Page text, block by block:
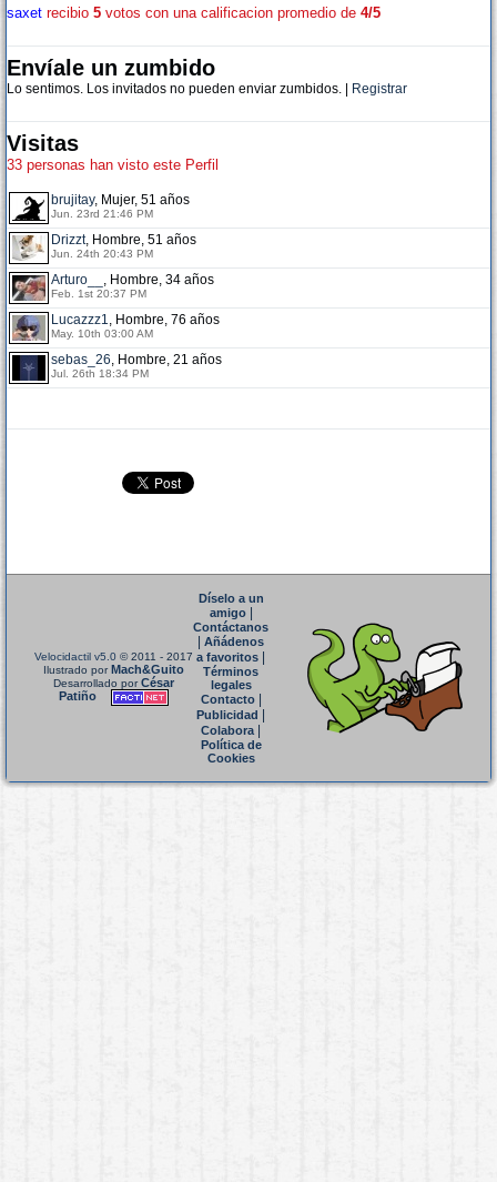
saxet recibio 5 votos con una calificacion promedio de 4/5
Envíale un zumbido
Lo sentimos. Los invitados no pueden enviar zumbidos. | Registrar
Visitas
33 personas han visto este Perfil
brujitay, Mujer, 51 años
Jun. 23rd 21:46 PM
Drizzt, Hombre, 51 años
Jun. 24th 20:43 PM
Arturo__ , Hombre, 34 años
Feb. 1st 20:37 PM
Lucazzz1, Hombre, 76 años
May. 10th 03:00 AM
sebas_26, Hombre, 21 años
Jul. 26th 18:34 PM
Velocidactil v5.0 © 2011 - 2017
Ilustrado porMach&Guito
Desarrollado porCésar
Patiño
Díselo a un
amigo|
Contáctanos
Añádenos
a favoritos
Términos
legales
Contacto|
Publicidad
Colabora|
Política de
Cookies